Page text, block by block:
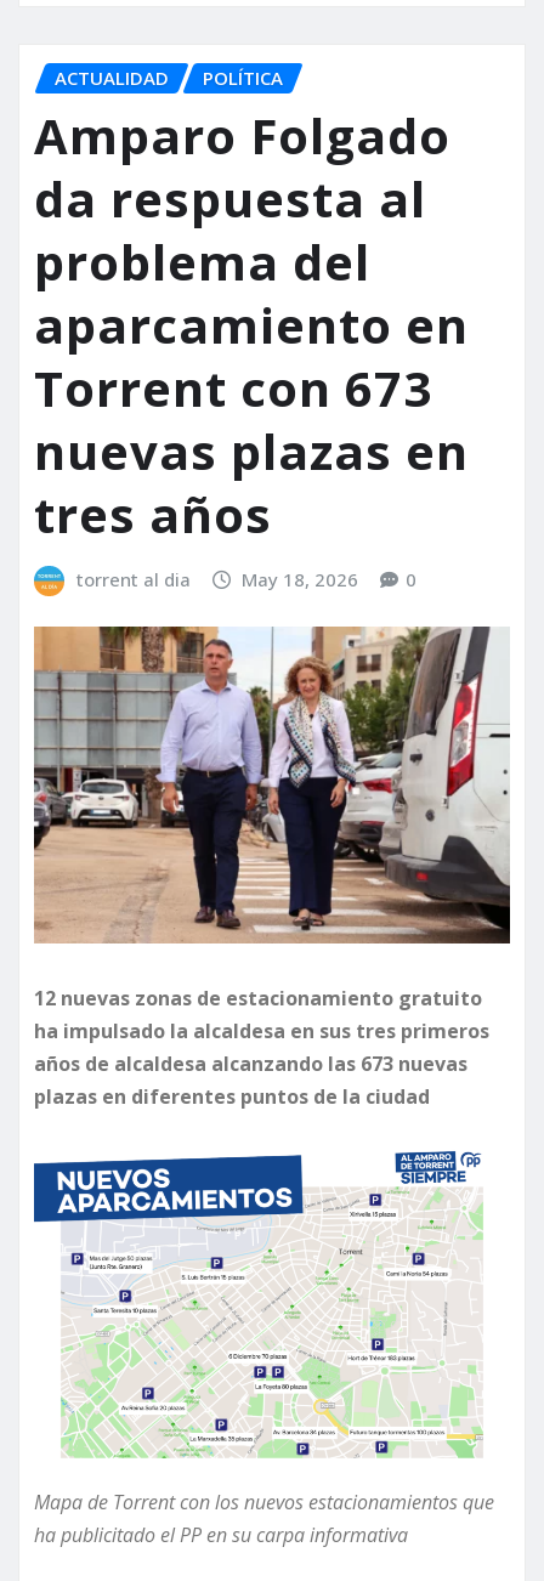
ACTUALIDAD POLÍTICA
Amparo Folgado
da respuesta al
problema del
aparcamiento en
Torrent con 673
nuevas plazas en
tres años
torrent al dia May 18, 2026 0
12 nuevas zonas de estacionamiento gratuito
ha impulsado la alcaldesa en sus tres primeros
años de alcaldesa alcanzando las 673 nuevas
plazas en diferentes puntos de la ciudad
Mapa de Torrent con los nuevos estacionamientos que
ha publicitado el PP en su carpa informativa